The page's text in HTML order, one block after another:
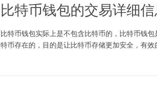
比特币钱包的交易详细
比特币钱包实际上是不包含比特币的，比特币钱
特币存在的，目的是让比特币存储更加安全，有效